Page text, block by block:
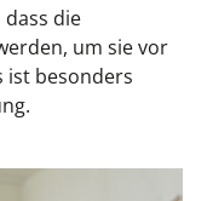
die
um sie vor
ist besonders